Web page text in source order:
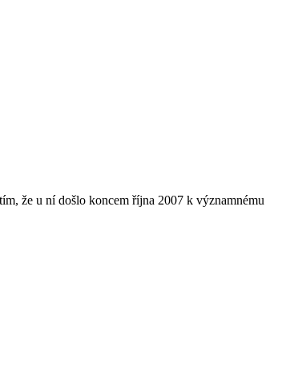
že u ní došlo koncem října 2007 k významnému